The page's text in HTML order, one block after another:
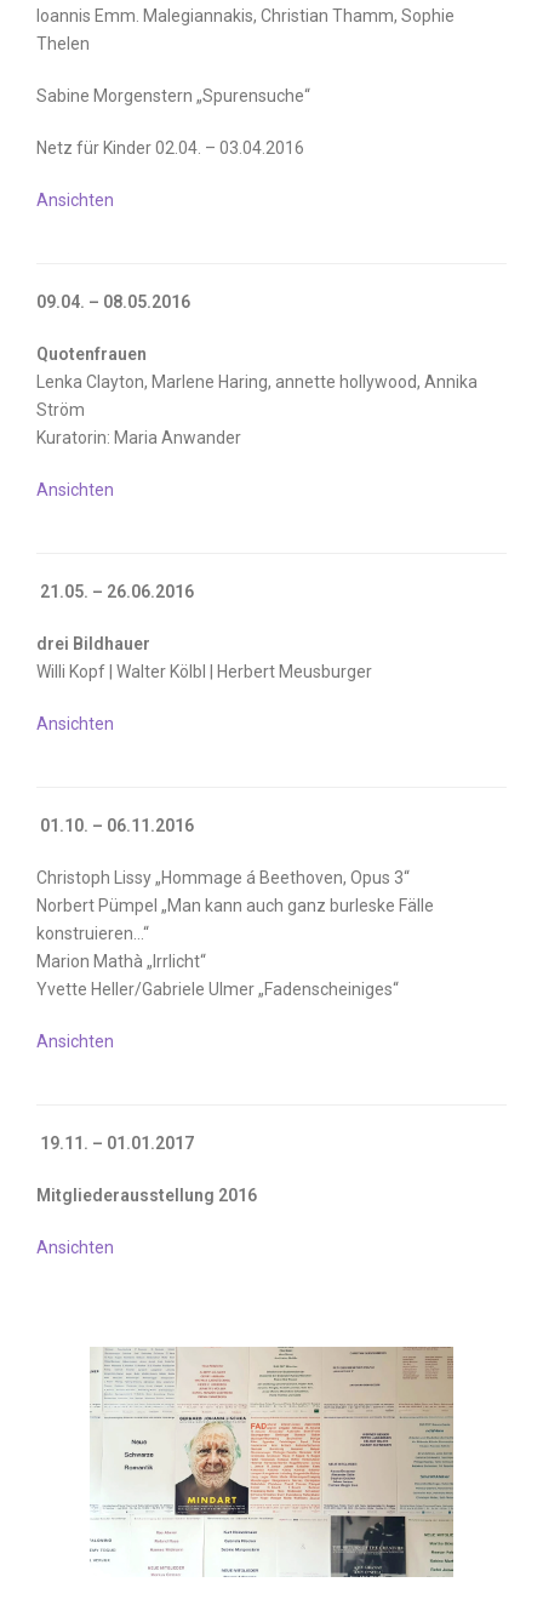
Ioannis Emm. Malegiannakis, Christian Thamm, Sophie
Thelen
Sabine Morgenstern „Spurensuche“
Netz für Kinder 02.04. – 03.04.2016
Ansichten
09.04. – 08.05.2016
Quotenfrauen
Lenka Clayton, Marlene Haring, annette hollywood, Annika
Ström
Kuratorin: Maria Anwander
Ansichten
21.05. – 26.06.2016
drei Bildhauer
Willi Kopf | Walter Kölbl | Herbert Meusburger
Ansichten
01.10. – 06.11.2016
Christoph Lissy „Hommage á Beethoven, Opus 3“
Norbert Pümpel „Man kann auch ganz burleske Fälle
konstruieren…“
Marion Mathà „Irrlicht“
Yvette Heller/Gabriele Ulmer „Fadenscheiniges“
Ansichten
19.11. – 01.01.2017
Mitgliederausstellung 2016
Ansichten